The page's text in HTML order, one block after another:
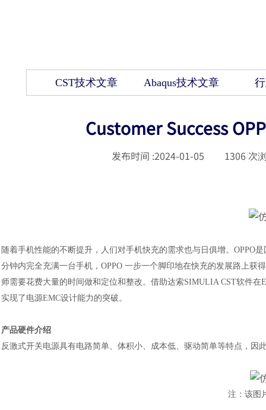
CST技术文章 Abaqus技术文章
Customer Success
发布时间 :2024-01-05 1306 次
随着手机性能的不断提升，人们对手机快充的需求也与日俱增。 OPPO
分钟内完全充满一台手机，OPPO 一步一个脚印地在快充的发展路上
师需要花费大量的时间做和定位和整改。借助达索SIMULIA CST软件
实现了电源EMC设计能力的突破。
产品硬件介绍
反激式开关电源具有电路简单、体积小、成本低、驱动简单等特点，
注：该图